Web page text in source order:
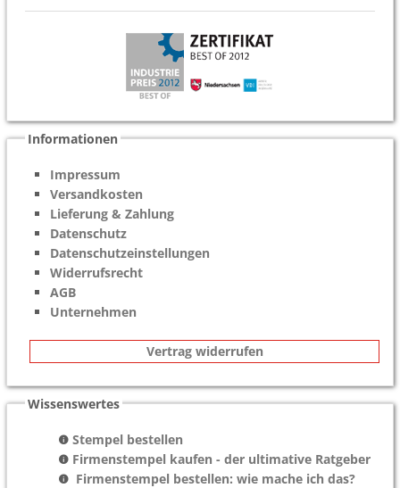
Informationen
Impressum
Versandkosten
Lieferung & Zahlung
Datenschutz
Datenschutzeinstellungen
Widerrufsrecht
AGB
Unternehmen
Vertrag widerrufen
Wissenswertes
Stempel bestellen
Firmenstempel kaufen - der ultimative Ratgeber
Firmenstempel bestellen: wie mache ich das?